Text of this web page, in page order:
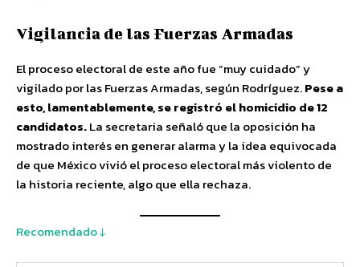
Vigilancia de las Fuerzas Armadas
El proceso electoral de este año fue “muy cuidado” y
vigilado por las Fuerzas Armadas, según Rodríguez.Pese a
esto, lamentablemente, se registró el homicidio de 12
candidatos.La secretaria señaló que la oposición ha
mostrado interés en generar alarma y la idea equivocada
de que México vivió el proceso electoral más violento de
la historia reciente, algo que ella rechaza.
Recomendado ↓